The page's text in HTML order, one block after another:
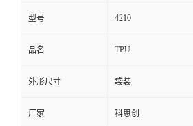
型号 4210
品名 TPU
外形尺寸 袋装
厂家 科思创